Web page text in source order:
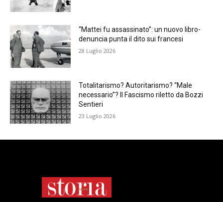
“Mattei fu assassinato”: un nuovo libro-
denuncia punta il dito sui francesi
28 Luglio 2026
Totalitarismo? Autoritarismo? “Male
necessario”? Il Fascismo riletto da Bozzi
Sentieri
23 Luglio 2026